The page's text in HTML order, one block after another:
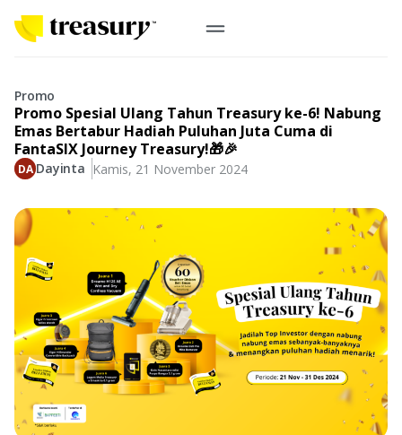
Emas Fisik
Antam, UBS
Koin Emas
Koin Nusantara, Lunar & Custom
Perhiasan
From Story
Buyback
Jual emas kamu ke Treasury
Informasi
Event
Perusahaan
Gold for Good
Berkontribusi pada hal yang benar-benar berarti
#BuatMasaDepan
Green Gold
Indonesia
Indonesia
Promo
Promo Spesial Ulang Tahun Treasury ke-6! Nabung
Emas Bertabur Hadiah Puluhan Juta Cuma di
FantaSIX Journey Treasury!🎁🎉
Dayinta Kamis, 21 November 2024